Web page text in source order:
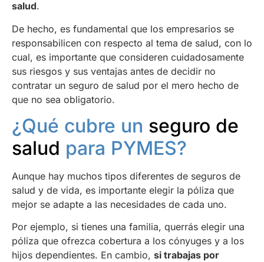
salud.
De hecho, es fundamental que los empresarios se
responsabilicen con respecto al tema de salud, con lo
cual, es importante que consideren cuidadosamente
sus riesgos y sus ventajas antes de decidir no
contratar un seguro de salud por el mero hecho de
que no sea obligatorio.
¿Qué cubre un seguro de
salud para PYMES?
Aunque hay muchos tipos diferentes de seguros de
salud y de vida, es importante elegir la póliza que
mejor se adapte a las necesidades de cada uno.
Por ejemplo, si tienes una familia, querrás elegir una
póliza que ofrezca cobertura a los cónyuges y a los
hijos dependientes. En cambio, si trabajas por